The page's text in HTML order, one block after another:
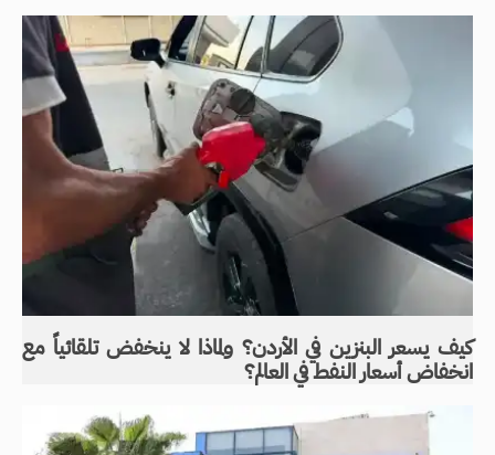
كيف يسعر البنزين في الأردن؟ ولماذا لا ينخفض تلقائياً مع
انخفاض أسعار النفط في العالم؟